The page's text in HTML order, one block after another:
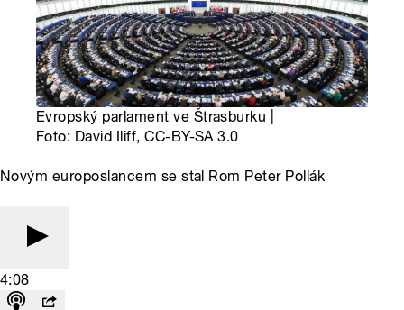
Evropský parlament ve Štrasburku |
Foto: David Iliff, CC-BY-SA 3.0
Novým europoslancem se stal Rom Peter Pollák
4:08